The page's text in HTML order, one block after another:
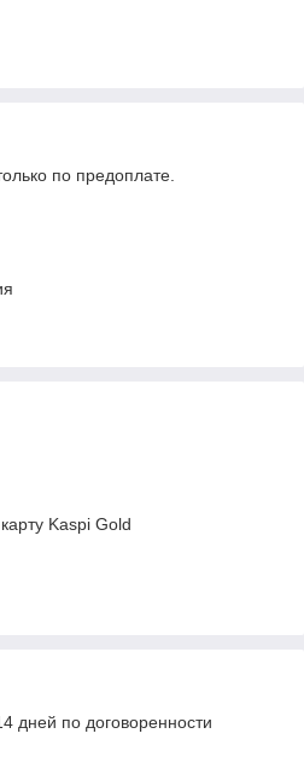
по предоплате.
Kaspi Gold
дней по договоренности